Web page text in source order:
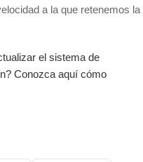
a la que retenemos la
el sistema de
Conozca aquí cómo